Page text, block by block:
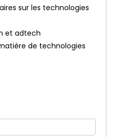
sur les technologies
et adtech
de technologies